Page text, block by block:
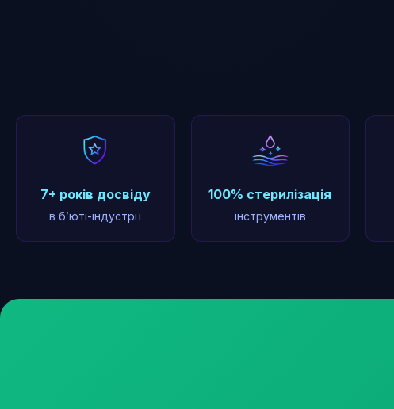
7+ років досвіду
в бʼюті-індустрії
100% стерилізація
інструментів